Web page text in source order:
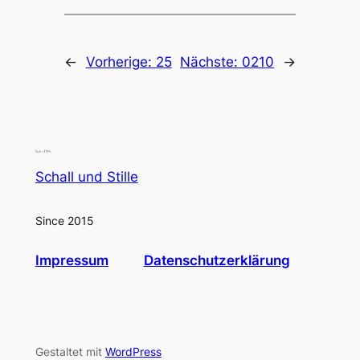
← Vorherige: 25 Nächste: 0210 →
Schall und Stille
Since 2015
Impressum Datenschutzerklärung
Gestaltet mit WordPress